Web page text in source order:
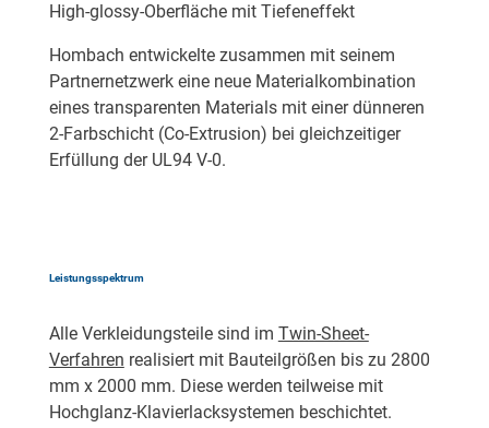
High-glossy-Oberfläche mit Tiefeneffekt
Hombach entwickelte zusammen mit seinem
Partnernetzwerk eine neue Materialkombination
eines transparenten Materials mit einer dünneren
2-Farbschicht (Co-Extrusion) bei gleichzeitiger
Erfüllung der UL94 V-0.
Leistungsspektrum
Alle Verkleidungsteile sind im Twin-Sheet-
Verfahren realisiert mit Bauteilgrößen bis zu 2800
mm x 2000 mm. Diese werden teilweise mit
Hochglanz-Klavierlacksystemen beschichtet.